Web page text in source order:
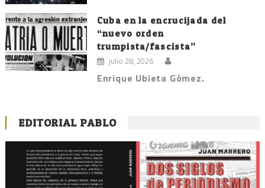
Cuba en la encrucijada del
“nuevo orden
trumpista/fascista”
julio 28, 2026
Enrique Ubieta Gómez.
EDITORIAL PABLO